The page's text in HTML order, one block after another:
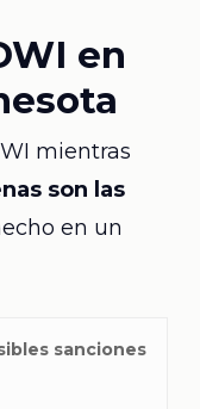
en
mientras
son las
en un
sanciones